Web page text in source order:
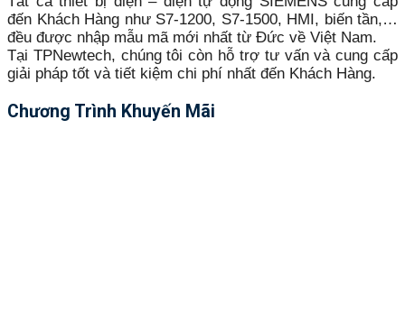
đến Khách Hàng như S7-1200, S7-1500, HMI, biến tần,…
đều được nhập mẫu mã mới nhất từ Đức về Việt Nam.
Tại TPNewtech, chúng tôi còn hỗ trợ tư vấn và cung cấp
giải pháp tốt và tiết kiệm chi phí nhất đến Khách Hàng.
Chương Trình Khuyến Mãi